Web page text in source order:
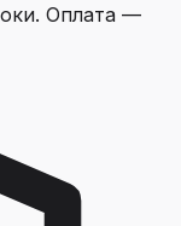
Оплата —